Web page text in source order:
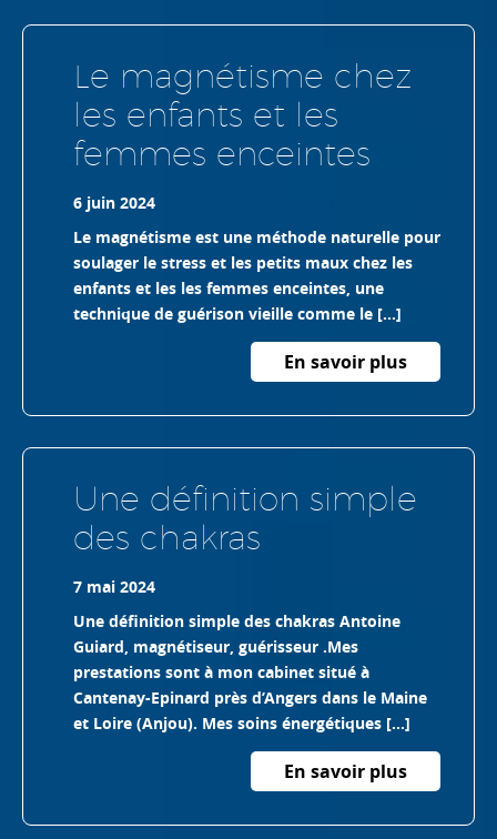
Le magnétisme chez
les enfants et les
femmes enceintes
6 juin 2024
Le magnétisme est une méthode naturelle pour
soulager le stress et les petits maux chez les
enfants et les les femmes enceintes, une
technique de guérison vieille comme le […]
En savoir plus
Une définition simple
des chakras
7 mai 2024
Une définition simple des chakras Antoine
Guiard, magnétiseur, guérisseur .Mes
prestations sont à mon cabinet situé à
Cantenay-Epinard près d’Angers dans le Maine
et Loire (Anjou). Mes soins énergétiques […]
En savoir plus